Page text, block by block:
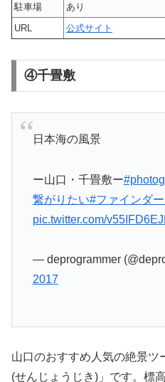
駐車場
あり
URL
公式サイト
④千畳敷
日本海の風景
ー山口・千畳敷ー
繋がりたい#ファインダ
pic.twitter.com/
— deprogrammer
2017
山口のおすすめ人気の絶景ツ
(せんじょうじき)」です。標